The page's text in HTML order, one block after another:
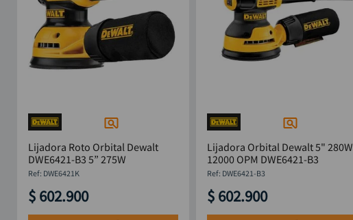
Lijadora Roto Orbital Dewalt
DWE6421-B3 5” 275W
: DWE6421K
$ 602.900
Lijadora Orbital Dewalt 5" 280W
12000 OPM DWE6421-B3
: DWE6421-B3
$ 602.900